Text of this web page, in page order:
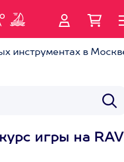
инструментах в
игры на RAV